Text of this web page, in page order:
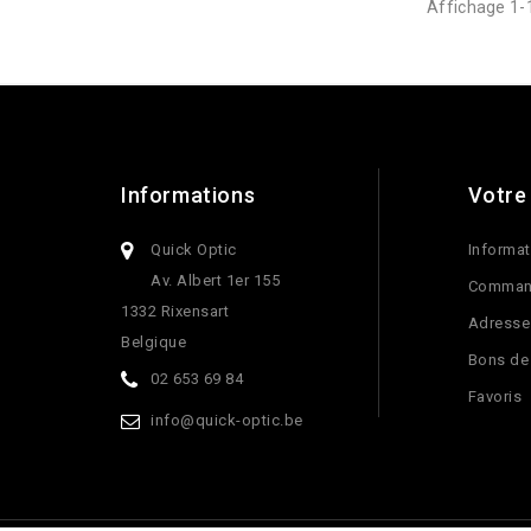
Affichage 1-
Informations
Quick Optic
Av. Albert 1er 155
1332 Rixensart
Belgique
02 653 69 84
info@quick-optic.be
Votre
Bons
Favoris